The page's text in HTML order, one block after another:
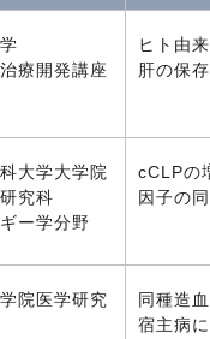
療開発講座
ヒト由
肝の保
大学大学院
究科
ー学分野
cCLPの
因子の
院医学研究
同種造
宿主病